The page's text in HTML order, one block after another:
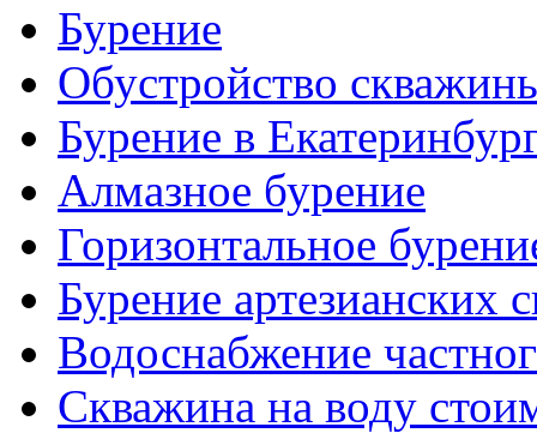
Бурение
Обустройство
Бурение в
Алмазное бурение
Горизонтальное
Бурение артезианских
Водоснабжение
Скважина на воду